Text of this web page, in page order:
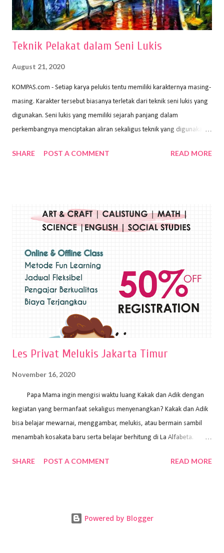
menggunakan pen...
Teknik Pelakat dalam Seni Lukis
August 21, 2020
KOMPAS.com - Setiap karya pelukis tentu memiliki karakternya masing-
masing. Karakter tersebut biasanya terletak dari teknik seni lukis yang
digunakan. Seni lukis yang memiliki sejarah panjang dalam
perkembangnya menciptakan aliran sekaligus teknik yang digunakan.
Wayan Kun Adnyana, teknik yang berbeda tentunya akan
menggunakan bahan dasar cat air, cat akrilik, atau cat minyak dengan
sapuan warna cat yang tebal. Dengan memberikan sapuan warna
pelukis untuk menghasilkan lukisan yang mempesona dan tentunya
bernilai tinggi. Ciri teknik plakat Ciri-ciri teknik plakat, yaitu: Sapuan
warna yang kental dan tebal. Hasil lukisan menutupi seluruh bagian
medianya Mem...
SHARE POST A COMMENT READ MORE
Les Privat Melukis Jakarta Timur
November 16, 2020
Papa Mama ingin mengisi waktu luang Kakak dan Adik dengan
kegiatan yang bermanfaat sekaligus menyenangkan? Kakak dan Adik
bisa belajar mewarnai, menggambar, melukis, atau bermain sambil
menambah kosakata baru serta belajar berhitung di La Alfabeta.
kok untuk mengajar dengan metode yang fun, La Alfabeta
Alfabeta. ⁣⁣⁣⁣Ada pilihan online class maupun offline class lho! Cek
SHARE POST A COMMENT READ MORE
Powered by Blogger